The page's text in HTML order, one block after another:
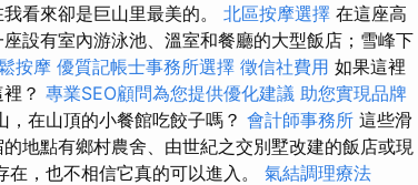
看來卻是巨山里最美的。 北區按摩選擇 在這座高
設有室內游泳池、溫室和餐廳的大型飯店；雪峰下
按摩 優質記帳士事務所選擇 徵信社費用 如果這裡
？ 專業SEO顧問為您提供優化建議 助您實現品牌
在山頂的小餐館吃餃子嗎？ 會計師事務所 這些滑
地點有鄉村農舍、由世紀之交別墅改建的飯店或現
，也不相信它真的可以進入。 氣結調理療法